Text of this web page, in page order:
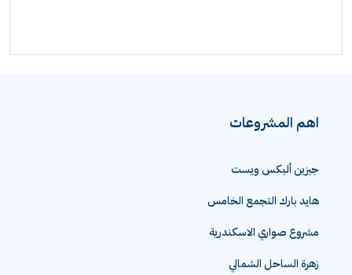
اهم المشروعات
جيزين أليكس ويست
هايد بارك التجمع الخامس
مشروع صواري الاسكندرية
زهرة الساحل الشمالي